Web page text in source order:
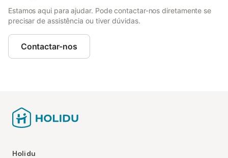
Estamos aqui para ajudar. Pode contactar-nos diretamente se
precisar de assistência ou tiver dúvidas.
Contactar-nos
Holidu